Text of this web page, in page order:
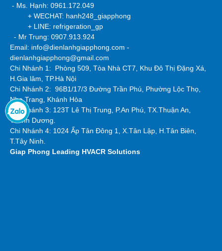
- Ms. Hạnh: 0961.172.049
+ WECHAT: hanh248_giapphong
+ LINE: refrigeration_gp
- Mr Trung: 0907.913.924
Email: info@dienlanhgiapphong.com -
dienlanhgiapphong@gmail.com
Chi Nhánh 1: Phòng 509, Tòa Nhà CT7, Khu Đô Thị Đặng Xá,
H.Gia lâm, TP.Hà Nội
Chi Nhánh 2: 96B1/17/3 Đường Trần Phú, Phường Lộc Thọ,
Nha Trang, Khánh Hòa
Chi Nhánh 3: 123T Lê Thị Trung, P.An Phú, TX.Thuận An,
T.Bình Dương.
Chi Nhánh 4: 1024 Ấp Tân Đông 1, X.Tân Lập, H.Tân Biên,
T.Tây Ninh.
Giap Phong Leading HVACR Solutions